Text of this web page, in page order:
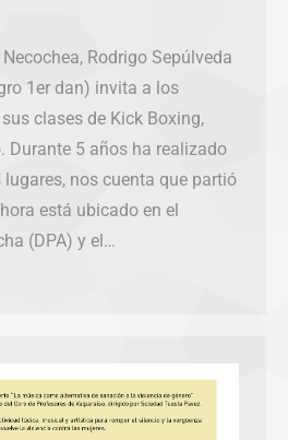
Rodrigo Sepúlveda
1er dan) invita a los
clases de Kick Boxing,
Durante 5 años ha realizado
nos cuenta que partió
está ubicado en el
(DPA) y el…